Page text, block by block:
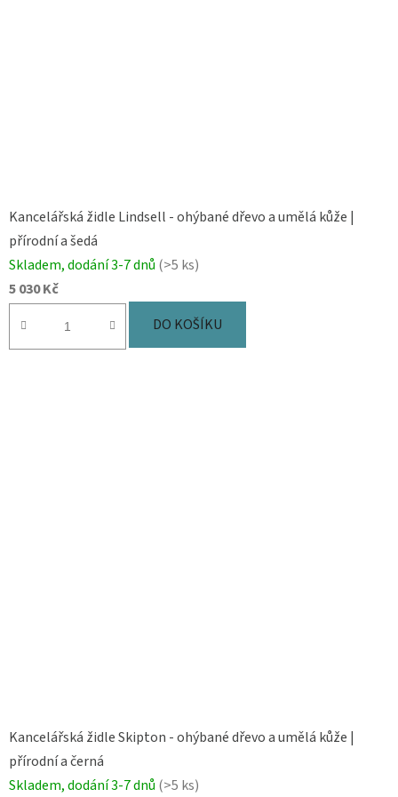
Kancelářská židle Lindsell - ohýbané dřevo a umělá kůže |
přírodní a šedá
Skladem, dodání 3-7 dnů (>5 ks)
5 030 Kč
DO KOŠÍKU
Kancelářská židle Skipton - ohýbané dřevo a umělá kůže |
přírodní a černá
Skladem, dodání 3-7 dnů (>5 ks)